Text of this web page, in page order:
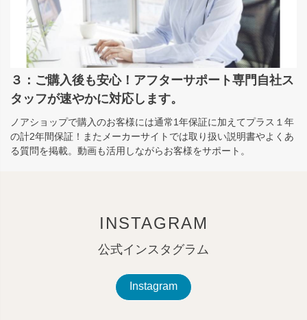
３：ご購入後も安心！アフターサポート専門自社ス
タッフが速やかに対応します。
ノアショップで購入のお客様には通常1年保証に加えてプラス１年
の計2年間保証！またメーカーサイトでは取り扱い説明書やよくあ
る質問を掲載。動画も活用しながらお客様をサポート。
INSTAGRAM
公式インスタグラム
Instagram